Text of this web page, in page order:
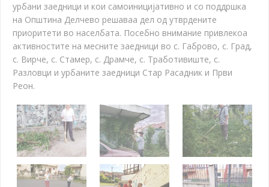
урбани заедници и кои самоиницијативно и со поддршка
на Општина Делчево решаваа дел од утврдените
приоритети во населбата. Посебно внимание привлекоа
активностите на месните заедници во с. Габрово, с. Град,
с. Вирче, с. Стамер, с. Драмче, с. Тработивиште, с.
Разловци и урбаните заедници Стар Расадник и Први
Реон.